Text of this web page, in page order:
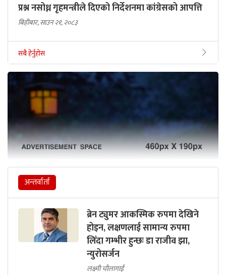
प्रश्न नसोध्न गृहमन्त्रीले दिएको निर्देशनमा कांग्रेसको आपत्ति
बिहीबार, साउन २१, २०८३
सबै हेर्नुहोस
अन्तर्वार्ता
ब्रेन ट्युमर आकस्मिक रुपमा देखिने
होइन, लक्षणलाई सामान्य रुपमा
लिँदा गम्भीर हुन्छः डा राजीव झा,
न्युरोसर्जन
लक्ष्मी चौलागाईं